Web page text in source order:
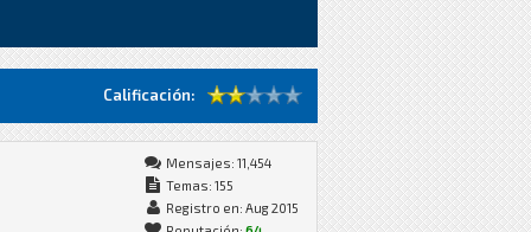
Calificación:
Mensajes: 11,454
Temas: 155
Registro en: Aug 2015